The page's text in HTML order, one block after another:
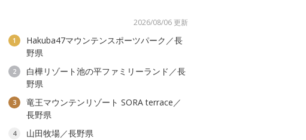
2026/08/06 更新
1
Hakuba47マウンテンスポーツパーク／長
野県
2
白樺リゾート池の平ファミリーランド／長
野県
3
竜王マウンテンリゾート SORA terrace／
長野県
4 山田牧場／長野県